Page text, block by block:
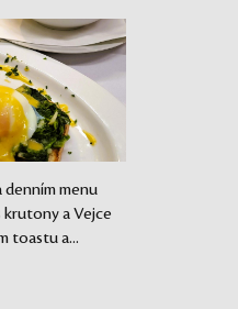
denním menu
krutony a Vejce
toastu a...